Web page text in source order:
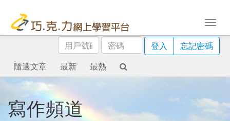
用
戶
號
碼
密
碼
登入
忘記密碼
隨選文章
最新 最熱
寫作頻道